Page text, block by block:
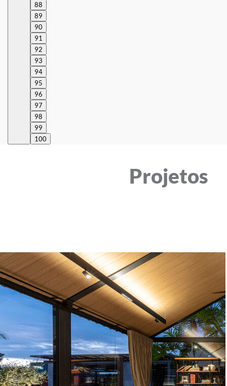
88
89
90
91
92
93
94
95
96
97
98
99
100
Projetos